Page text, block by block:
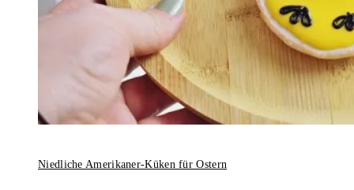
Niedliche Amerikaner-Küken für Ostern